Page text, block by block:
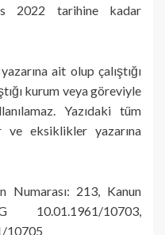
2022 tarihine kadar
ait olup çalıştığı
kurum veya göreviyle
Yazıdaki tüm
ve eksiklikler yazarına
Numarası: 213, Kanun
10703,
10705